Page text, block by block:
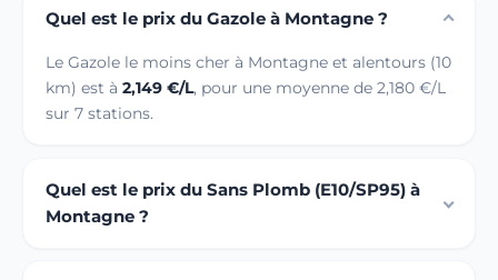
Quel est le prix du Gazole à Montagne ?
Le Gazole le moins cher à Montagne et alentours (10
km) est à 2,149 €/L, pour une moyenne de 2,180 €/L
sur 7 stations.
Quel est le prix du Sans Plomb (E10/SP95) à
Montagne ?